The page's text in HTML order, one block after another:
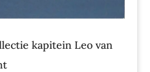
kapitein Leo van